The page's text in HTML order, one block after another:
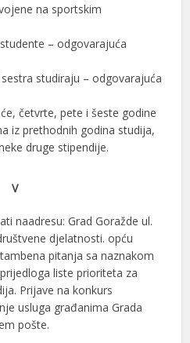
na sportskim
– odgovarajuća
studiraju – odgovarajuća
četvrte, pete i šeste godine
iz prethodnih godina studija,
druge stipendije.
V
naadresu: Grad Goražde ul.
djelatnosti. opću
pitanja sa naznakom
liste prioriteta za
Prijave na konkurs
usluga građanima Grada
pošte.